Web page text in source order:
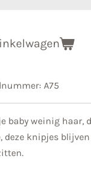
A75
baby weinig
deze knipjes